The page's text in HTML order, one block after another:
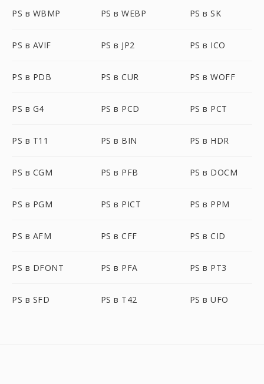
PS в WBMP PS в WEBP PS в SK
PS в AVIF PS в JP2 PS в ICO
PS в PDB PS в CUR PS в WOFF
PS в G4 PS в PCD PS в PCT
PS в T11 PS в BIN PS в HDR
PS в CGM PS в PFB PS в DOCM
PS в PGM PS в PICT PS в PPM
PS в AFM PS в CFF PS в CID
PS в DFONT PS в PFA PS в PT3
PS в SFD PS в T42 PS в UFO